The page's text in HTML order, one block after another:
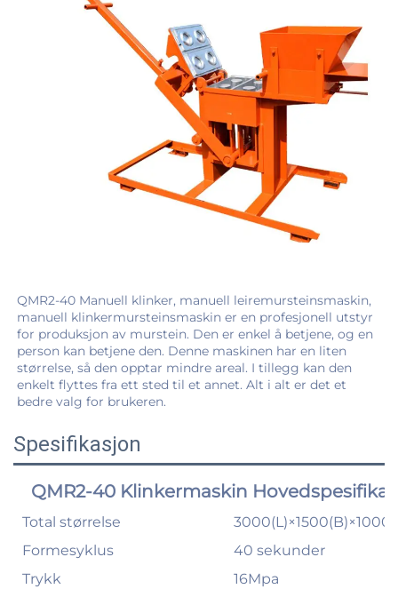
QMR2-40 Manuell klinker, manuell leiremursteinsmaskin,
manuell klinkermursteinsmaskin er en profesjonell utstyr
for produksjon av murstein. Den er enkel å betjene, og en
person kan betjene den. Denne maskinen har en liten
størrelse, så den opptar mindre areal. I tillegg kan den
enkelt flyttes fra ett sted til et annet. Alt i alt er det et
bedre valg for brukeren.
Spesifikasjon
QMR2-40 Klinkermaskin
Total størrelse
Formesyklus
40 sekunder
Trykk
16Mpa